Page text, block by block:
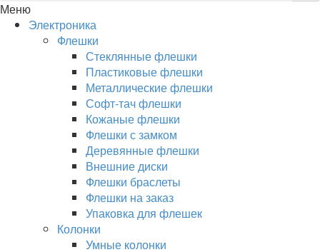
Меню
Электроника
Флешки
Стеклянные флешки
Пластиковые флешки
Металлические флешки
Софт-тач флешки
Кожаные флешки
Флешки с замком
Деревянные флешки
Внешние диски
Флешки браслеты
Флешки на заказ
Упаковка для флешек
Колонки
Умные колонки